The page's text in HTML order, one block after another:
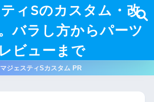
ィSのカスタム・改
バラし方からパーツ
レビューまで
マジェスティSカスタム PR